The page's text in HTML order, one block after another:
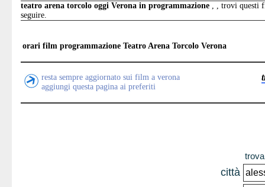
teatro arena torcolo oggi Verona in programmazione , , trovi questi
seguire.
orari film programmazione Teatro Arena Torcolo Verona
resta sempre aggiornato sui film a verona
aggiungi questa pagina ai preferiti
città